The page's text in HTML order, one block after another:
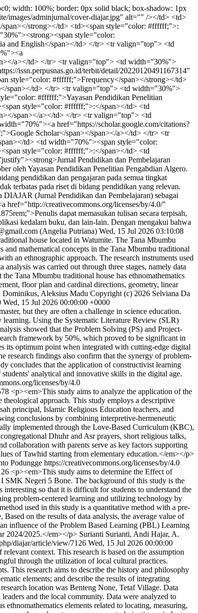
width: 100%; border: 0px solid black; box-shadow: 1px
images/adminjurnal/cover-diajar.jpg" alt="" /></td> <td>
strong></td> <td><span style="color: #ffffff;">:
style="color:
and English</span></td> </tr> <tr valign="top"> <td
a></td> </tr> <tr valign="top"> <td width="30%">
issn.perpusnas.go.id/terbit/detail/20220120491167314"
style="color: #ffffff;">Frequency</span></strong></td>
span></td> </tr> <tr valign="top"> <td width="30%">
#ffffff;">Yayasan Pendidikan Penelitian
style="color: #ffffff;">:</span></td> <td
span></a></td> </tr> <tr valign="top"> <td
href="https://scholar.google.com/citations?
Scholar</span></span></a></td> </tr> <tr
td> <td width="70%"><span style="color:
style="color: #ffffff;">:</span></td> <td
Pendidikan dan Pembelajaran
oleh Yayasan Pendidikan Penelitian Pengabdian Algero.
pendidikan dan pengajaran pada semua tingkat
terbatas pada riset di bidang pendidikan yang relevan.
(Jurnal Pendidikan dan Pembelajaran) sebagai
href="http://creativecommons.org/licenses/by/4.0/"
dapat memasukan tulisan secara terpisah,
kedalam buku, dan lain-lain. Dengan mengakui bahwa
(Angelia Putriana) Wed, 15 Jul 2026 03:10:08
house located in Watumite. The Tana Mbumbu
and mathematical concepts in the Tana Mbumbu traditional
an ethnographic approach. The research instruments used
was carried out through three stages, namely data
Tana Mbumbu traditional house has ethnomathematics
floor plan and cardinal directions, geometry, linear
Dominikus, Aleksius Madu Copyright (c) 2026 Selviana Da
Wed, 15 Jul 2026 00:00:00 +0000
but they are often a challenge in science education.
Using the Systematic Literature Review (SLR)
showed that the Problem Solving (PS) and Project-
framework by 50%, which proved to be significant in
its optimum point when integrated with cutting-edge digital
research findings also confirm that the synergy of problem-
concludes that the application of constructivist learning
analytical and innovative skills in the digital age.
licenses/by/4.0
<p><em>This study aims to analyze the application of the
approach. This study employs a descriptive
principal, Islamic Religious Education teachers, and
conclusions by combining interpretive-hermeneutic
implemented through the Love-Based Curriculum (KBC),
Dhuhr and Asr prayers, short religious talks,
collaboration with parents serve as key factors supporting
of Tawhid starting from elementary education.</em></p>
https://creativecommons.org/licenses/by/4.0
<p><em>This study aims to determine the Effect of
SMK Negeri 5 Bone. The background of this study is the
interesting so that it is difficult for students to understand the
problem-centered learning and utilizing technology by
used in this study is a quantitative method with a pre-
on the results of data analysis, the average value of
influence of the Problem Based Learning (PBL) Learning
2024/2025.</em></p> Surianti Surianti, Andi Hajar, A.
diajar/article/view/7126 Wed, 15 Jul 2026 00:00:00
context. This research is based on the assumption
through the utilization of local cultural practices.
This research aims to describe the history and philosophy
elements; and describe the results of integrating
location was Benteng None, Tetaf Village. Data
and the local community. Data were analyzed to
elements related to locating, measuring,